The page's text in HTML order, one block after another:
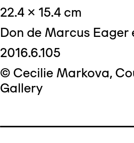
22.4 x 15.4 cm
Don de Marcus Eager
2016.6.105
© Cecilie Markova,
Gallery